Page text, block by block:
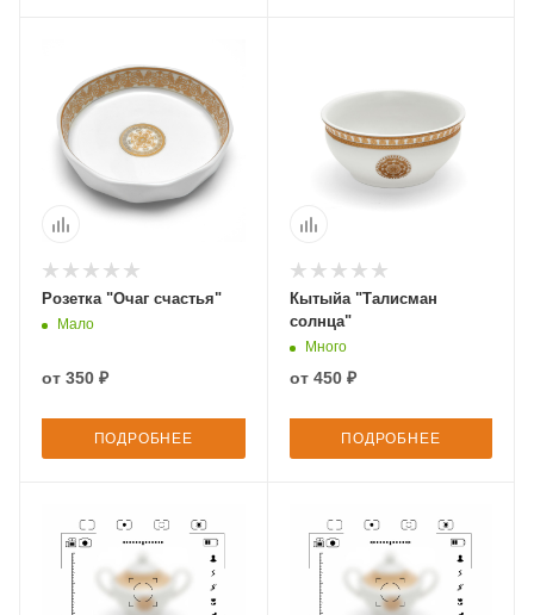
Розетка "Очаг счастья"
Мало
от 350 ₽
ПОДРОБНЕЕ
Кытыйа "Талисман
солнца"
Много
от 450 ₽
ПОДРОБНЕЕ